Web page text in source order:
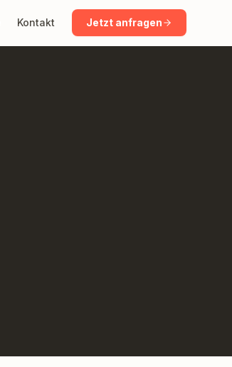
Kontakt Jetzt anfragen